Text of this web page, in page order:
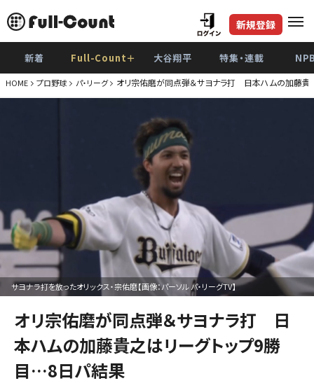
新規登録
新着 Full-Count＋ 大谷翔平 特集・連載
HOME プロ野球 パ・リーグ オリ宗佑磨が同点弾＆サヨナラ打 日本ハムの加藤貴
サヨナラ打を放ったオリックス・宗佑磨【画像：パーソル パ・リーグTV】
オリ宗佑磨が同点弾＆サヨナラ打 日
本ハムの加藤貴之はリーグトップ9勝
目…8日パ結果